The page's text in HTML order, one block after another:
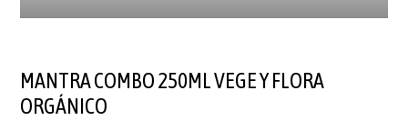
MANTRA COMBO 250ML VEGE Y FLORA
ORGÁNICO